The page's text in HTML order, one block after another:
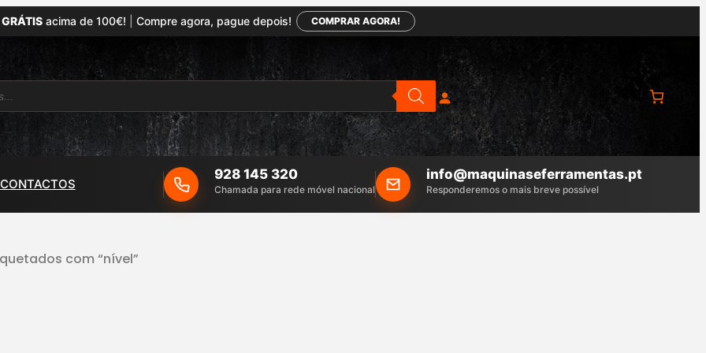
acima de 100€! Compre agora, pague depois! COMPRAR AGORA!
CONTACTOS
928 145 320
Chamada para rede móvel nacional
info@maquinaseferramentas.pt
Responderemos o mais breve possível
com “nível”